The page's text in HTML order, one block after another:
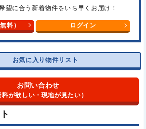
望に合う新着物件をいち早くお届け！
料） ログイン
お気に入り物件リスト
お問い合わせ
料が欲しい・現地が見たい）